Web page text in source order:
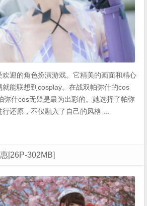
迎的角色扮演游戏。它精美的画面和精心
能联想到cosplay。在战双帕弥什的cos
弥什cos无疑是最为出彩的。她选择了帕弥
还原，不仅融入了自己的风格 ...
[26P-302MB]